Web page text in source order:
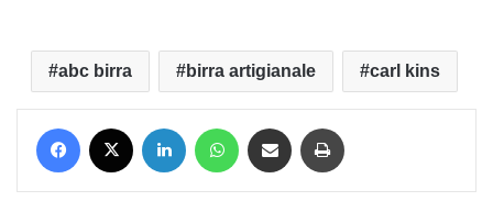
abc birra birra artigianale carl kins
Facebook LinkedIn WhatsApp Condividi via mail